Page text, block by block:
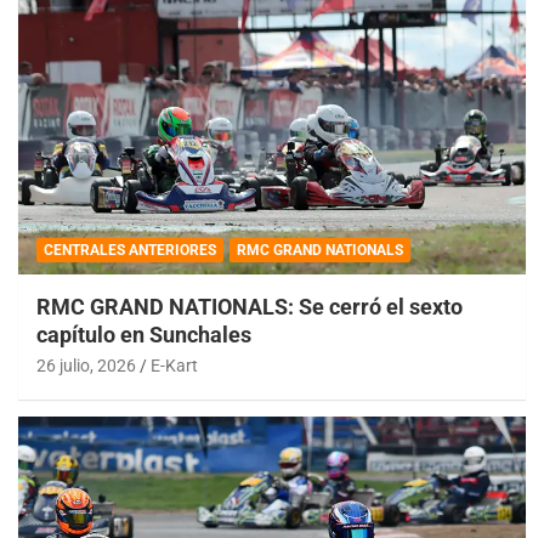
CENTRALES ANTERIORES RMC GRAND NATIONALS
RMC GRAND NATIONALS: Se cerró el sexto
capítulo en Sunchales
26 julio, 2026 E-Kart